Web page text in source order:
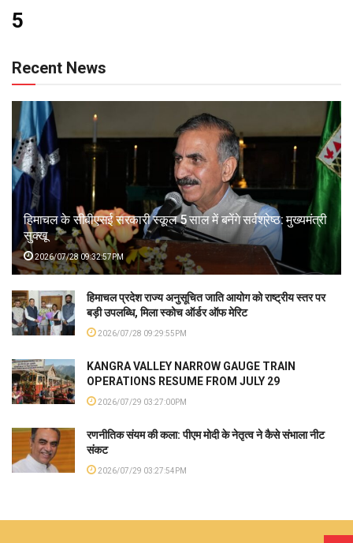
5
Recent News
हिमाचल के सीबीएसई सरकारी स्कूल 5 साल में बनेंगे सर्वश्रेष्ठ: मुख्यमंत्री
सुक्खू
2026/07/28 09:32:57PM
हिमाचल प्रदेश राज्य अनुसूचित जाति आयोग को राष्ट्रीय स्तर पर
बड़ी उपलब्धि, मिला स्कोच ऑर्डर ऑफ मेरिट
2026/07/28 09:29:55PM
KANGRA VALLEY NARROW GAUGE TRAIN
OPERATIONS RESUME FROM JULY 29
2026/07/29 03:27:00PM
रणनीतिक संयम की कला: पीएम मोदी के नेतृत्व ने कैसे संभाला नीट
संकट
2026/07/29 03:27:54PM